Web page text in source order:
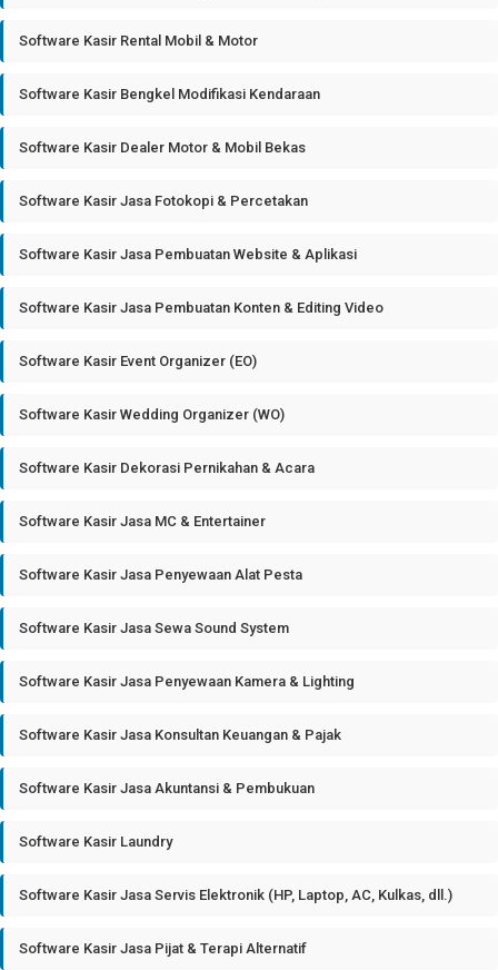
Software Kasir Rental Mobil & Motor
Software Kasir Bengkel Modifikasi Kendaraan
Software Kasir Dealer Motor & Mobil Bekas
Software Kasir Jasa Fotokopi & Percetakan
Software Kasir Jasa Pembuatan Website & Aplikasi
Software Kasir Jasa Pembuatan Konten & Editing Video
Software Kasir Event Organizer (EO)
Software Kasir Wedding Organizer (WO)
Software Kasir Dekorasi Pernikahan & Acara
Software Kasir Jasa MC & Entertainer
Software Kasir Jasa Penyewaan Alat Pesta
Software Kasir Jasa Sewa Sound System
Software Kasir Jasa Penyewaan Kamera & Lighting
Software Kasir Jasa Konsultan Keuangan & Pajak
Software Kasir Jasa Akuntansi & Pembukuan
Software Kasir Laundry
Software Kasir Jasa Servis Elektronik (HP, Laptop, AC, Kulkas, dll.)
Software Kasir Jasa Pijat & Terapi Alternatif